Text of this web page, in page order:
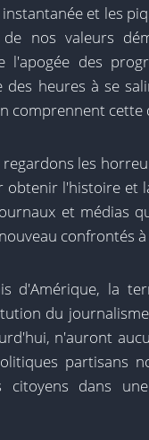
et les
de nos valeurs
l'apogée des
des heures à se
comprennent cette
les
obtenir l'histoire et
et médias
confrontés
d'Amérique, la
du
n'auront
partisans
citoyens dans